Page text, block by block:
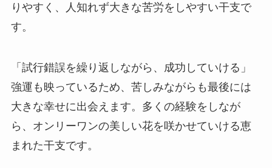
りやすく、人知れず大きな苦労をしやすい干支で
す。
「試行錯誤を繰り返しながら、成功していける」
強運も映っているため、苦しみながらも最後には
大きな幸せに出会えます。多くの経験をしなが
ら、オンリーワンの美しい花を咲かせていける恵
まれた干支です。